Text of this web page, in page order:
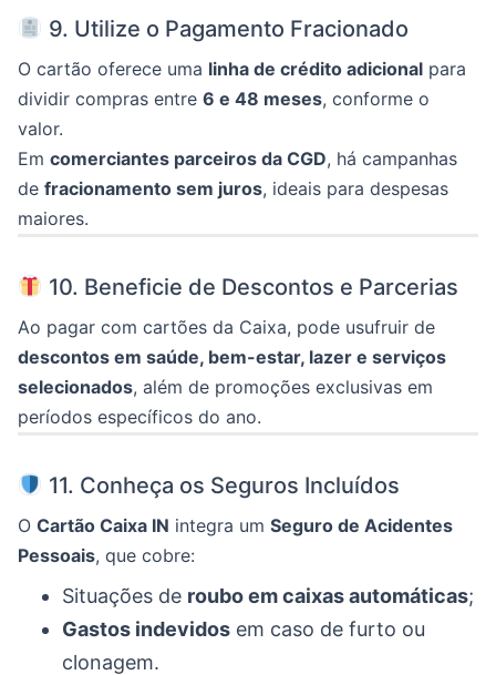
9. Utilize o Pagamento Fracionado
O cartão oferece uma linha de crédito adicional para
dividir compras entre 6 e 48 meses, conforme o
valor.
Em comerciantes parceiros da CGD, há campanhas
de fracionamento sem juros, ideais para despesas
maiores.
10. Beneficie de Descontos e Parcerias
Ao pagar com cartões da Caixa, pode usufruir de
descontos em saúde, bem-estar, lazer e serviços
selecionados, além de promoções exclusivas em
períodos específicos do ano.
11. Conheça os Seguros Incluídos
O Cartão Caixa IN integra um Seguro de Acidentes
Pessoais, que cobre:
Situações de roubo em caixas automáticas;
Gastos indevidos em caso de furto ou
clonagem.